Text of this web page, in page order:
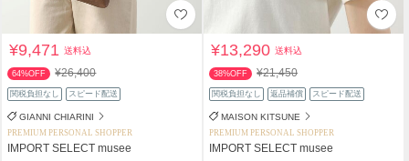
¥9,471送料込
64%OFF ¥26,400
関税負担なし スピード配送
GIANNI CHIARINI
PREMIUM PERSONAL SHOPPER
IMPORT SELECT musee
¥13,290送料込
38%OFF ¥21,450
関税負担なし 返品補償 スピード配送
MAISON KITSUNE
PREMIUM PERSONAL SHOPPER
IMPORT SELECT musee